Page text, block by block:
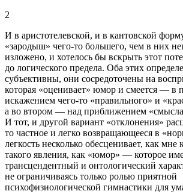
2
И в аристотелевской, и в кантовской
«зародыш» чего-то большего, чем в них
изложено, и хотелось бы вскрыть этот
до логического предела. Оба этих
субъективны, они сосредоточены на
которая «оценивает» юмор и смеется — в
искажением чего-то «правильного» и
а во втором — над приближением
И тот, и другой вариант «отклонения»
то частное и легко возвращающееся в
легкость несколько обесценивает, как мне
такого явления, как «юмор» — которое
трансцендентный и онтологический
не ограничиваясь только ролью приятной
психофизиологической гимнастики для